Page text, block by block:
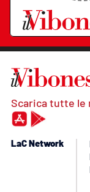
Scarica tutte le
LaC Network